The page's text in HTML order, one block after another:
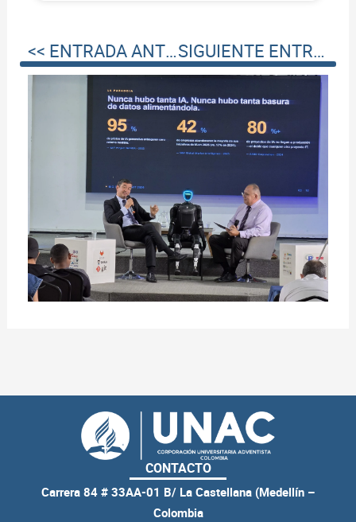
<< ENTRADA ANTERIOR SIGUIENTE ENTRADA >>
CONTACTO
Carrera 84 # 33AA-01 B/ La Castellana (Medellín –
Colombia